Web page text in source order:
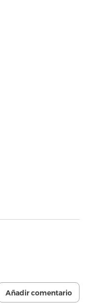
Añadir comentario